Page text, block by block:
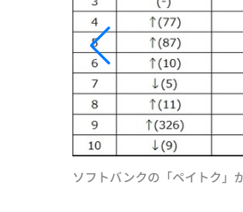
ソフトバンクの「ペイトク」